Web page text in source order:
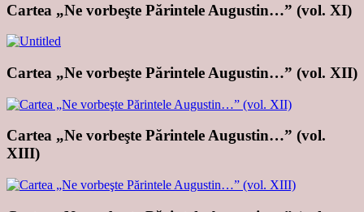
Cartea „Ne vorbeşte Părintele Augustin…” (vol. XI)
Cartea „Ne vorbeşte Părintele Augustin…” (vol. XII)
Cartea „Ne vorbeşte Părintele Augustin…” (vol.
XIII)